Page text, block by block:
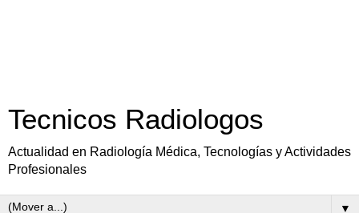
Tecnicos Radiologos
Actualidad en Radiología Médica, Tecnologías y Actividades
Profesionales
▼